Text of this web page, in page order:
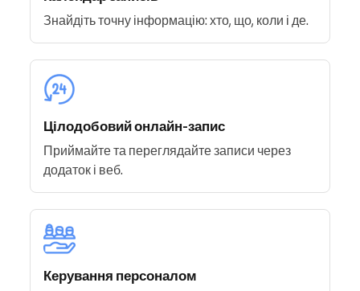
Знайдіть точну інформацію: хто, що, коли і де.
Цілодобовий онлайн-запис
Приймайте та переглядайте записи через
додаток і веб.
Керування персоналом